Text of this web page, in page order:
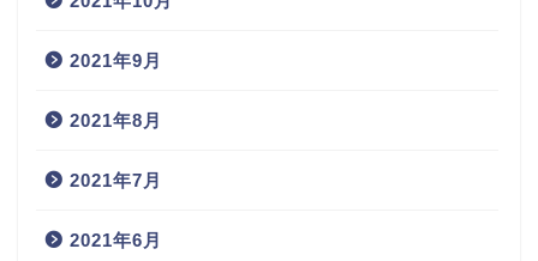
2021年9月
2021年8月
2021年7月
2021年6月